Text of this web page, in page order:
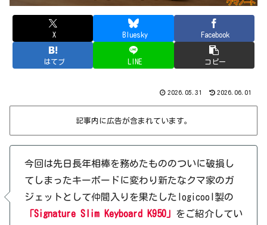
X Bluesky Facebook
はてブ LINE コピー
2026.05.31 2026.06.01
記事内に広告が含まれています。
今回は先日長年相棒を務めたもののついに破損し
てしまったキーボードに変わり新たなクマ家のガ
ジェットとして仲間入りを果たしたlogicool製の
「Signature Slim Keyboard K950」 をご紹介してい